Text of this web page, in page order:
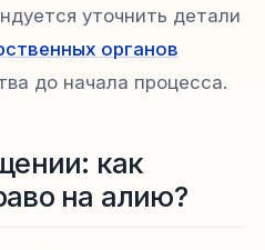
уточнить детали
органов
до начала процесса.
как
на алию?